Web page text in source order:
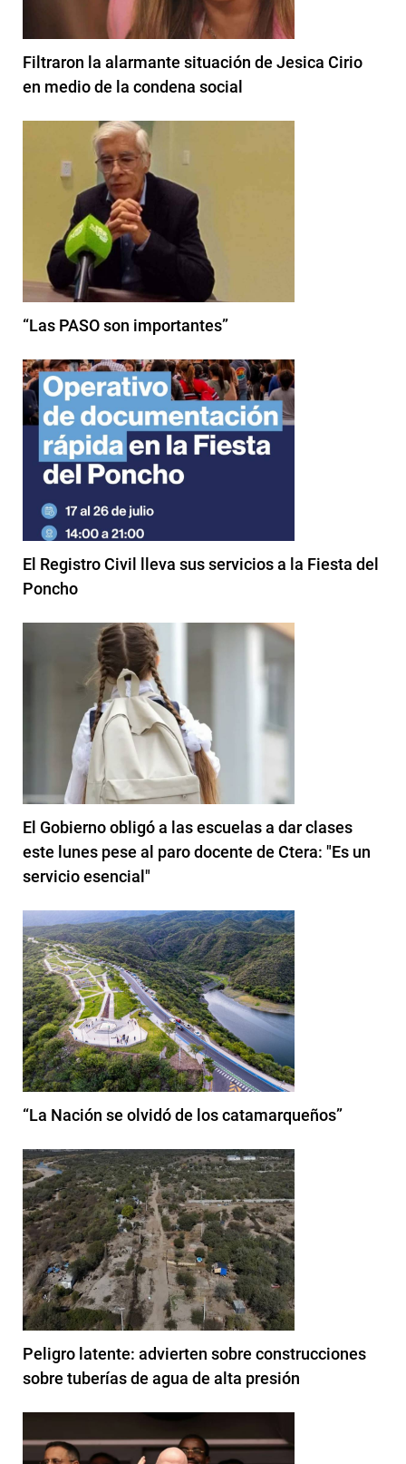
Filtraron la alarmante situación de Jesica Cirio
en medio de la condena social
“Las PASO son importantes”
El Registro Civil lleva sus servicios a la Fiesta del
Poncho
El Gobierno obligó a las escuelas a dar clases
este lunes pese al paro docente de Ctera: "Es un
servicio esencial"
“La Nación se olvidó de los catamarqueños”
Peligro latente: advierten sobre construcciones
sobre tuberías de agua de alta presión